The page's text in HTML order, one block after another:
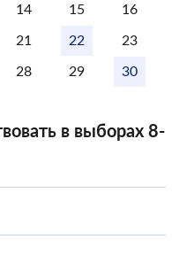
14 15 16
21 22 23
28 29 30
в выборах 8-